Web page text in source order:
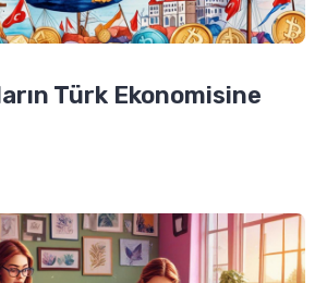
Türk Ekonomisine